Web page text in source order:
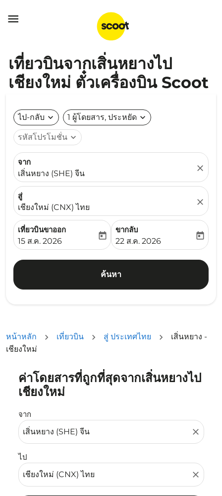

เที่ยวบินจากเสิ่นหยางไป
เชียงใหม่ ตั๋วเครื่องบิน Scoot
ไป-กลับ expand_more 1 ผู้โดยสาร, ประหยัด expand_more
รหัสโปรโมชั่น expand_more
จาก
เสิ่นหยาง (SHE) จีน
close
สู่
เชียงใหม่ (CNX) ไทย
close
เที่ยวบินขาออก
fc-booking-departure-date-aria-label
15 ส.ค. 2026
today
ขากลับ
fc-booking-return-date-
22 ส.ค. 2026
today
ค้นหา
หน้าหลัก เที่ยวบิน สู่ ประเทศไทย
เสิ่นหยาง -
เชียงใหม่
ค่าโดยสารที่ถูกที่สุดจากเสิ่นหยางไป
เชียงใหม่
จาก
close
ไป
close
ลองอัปเดตเส้นทางของคุณ (ต้นทางและ/หรือปลายทาง) หรื